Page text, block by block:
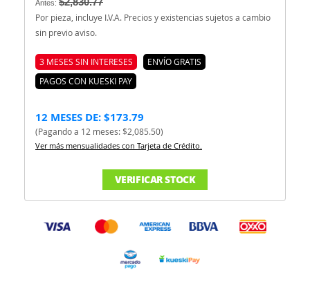
Antes:
Por pieza, incluye I.V.A. Precios y existencias sujetos a cambio
sin previo aviso.
3 MESES SIN INTERESES
ENVÍO GRATIS
PAGOS CON KUESKI PAY
12 MESES DE: $173.79
(Pagando a 12 meses: $2,085.50)
Ver más mensualidades con Tarjeta de Crédito.
VERIFICAR STOCK